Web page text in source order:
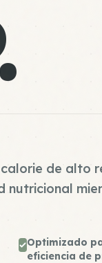
de alto
nutricional
Optimizado
eficiencia de